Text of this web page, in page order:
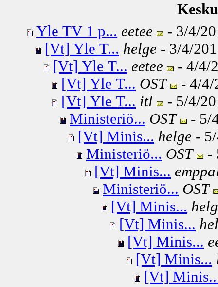
Yle TV 1 p... eetee
- 3/4/
[Vt] Yle T... helge - 3/4/
[Vt] Yle T... eetee
- 4/4/
[Vt] Yle T... OST
- 4/4/
[Vt] Yle T... itl
- 5/4/
Ministeriö... OST
- 5/
[Vt] Minis... helge -
Ministeriö... OST
-
[Vt] Minis...
Ministeriö... OST
[Vt] Minis...
[Vt] Minis...
[Vt] Minis...
[Vt] Minis...
[Vt]